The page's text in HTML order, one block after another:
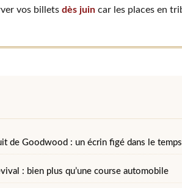
vos billets dès juincar les places en
de Goodwood : un écrin figé dans le temps
: bien plus qu’une course automobile